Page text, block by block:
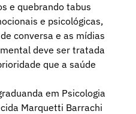
e quebrando tabus
e psicológicas,
conversa e as mídias
deve ser tratada
que a saúde
em Psicologia
Marquetti Barrachi